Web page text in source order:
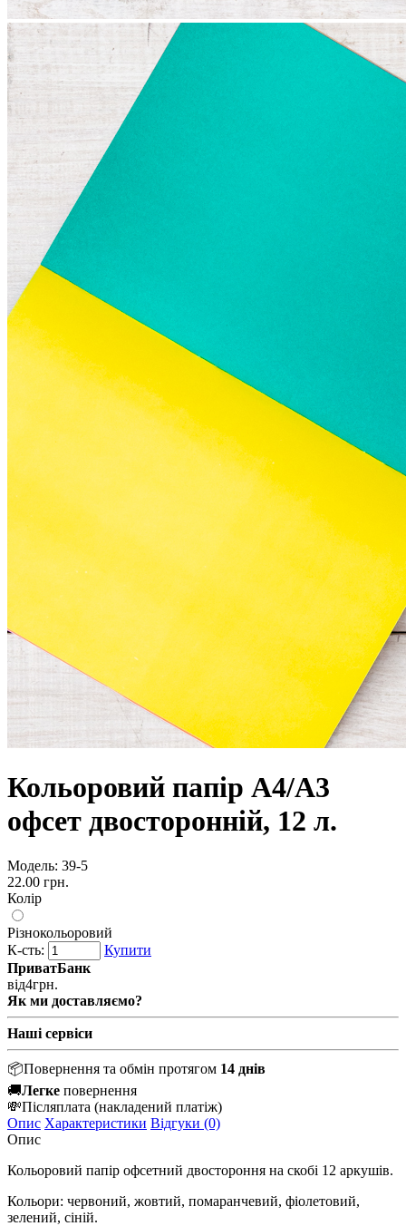
Кольоровий папір А4/А3
офсет двосторонній, 12 л.
Модель: 39-5
22.00 грн.
Колір
Різнокольоровий
К-сть:
Купити
ПриватБанк
від4грн.
Як ми доставляємо?
Наші сервіси
📦Повернення та обмін протягом 14 днів
🚚Легке повернення
💸Післяплата (накладений платіж)
Опис Характеристики Відгуки (0)
Опис
Кольоровий папір офсетний двостороння на скобі 12 аркушів.
Кольори: червоний, жовтий, помаранчевий, фіолетовий,
зелений, сіній.